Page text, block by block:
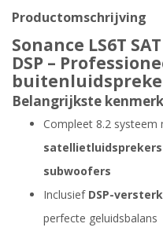
Productomschrijving
Sonance LS6T
DSP –
Belangrijkste
Compleet 8.2 systeem
satellietluidsprekers
subwoofers
Inclusief DSP-
perfecte geluidsbalans